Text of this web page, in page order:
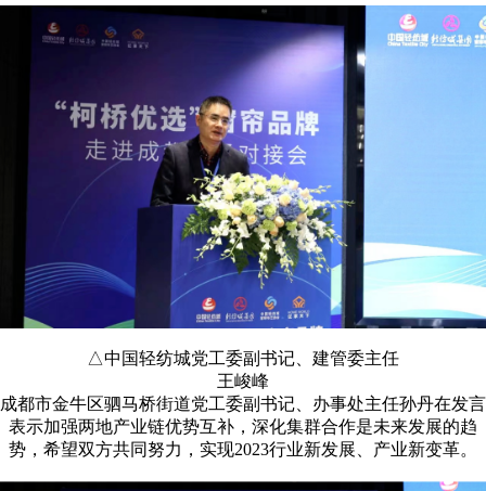
△中国轻纺城党工委副书记、建管委主任
王峻峰
成都市金牛区驷马桥街道党工委副书记、办事处主任孙丹在发言
表示加强两地产业链优势互补，深化集群合作是未来发展的趋
势，希望双方共同努力，实现2023行业新发展、产业新变革。